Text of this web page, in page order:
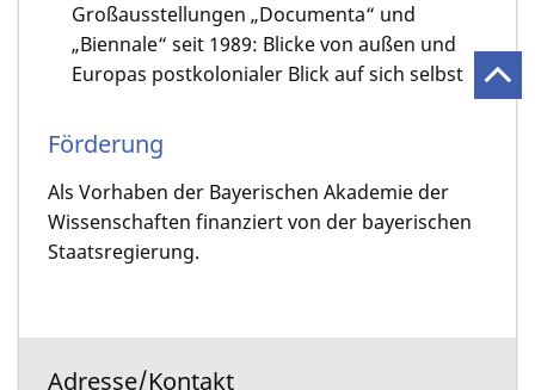
Großausstellungen „Documenta“ und
„Biennale“ seit 1989: Blicke von außen und
Europas postkolonialer Blick auf sich selbst
Förderung
Als Vorhaben der Bayerischen Akademie der
Wissenschaften finanziert von der bayerischen
Staatsregierung.
Adresse/Kontakt